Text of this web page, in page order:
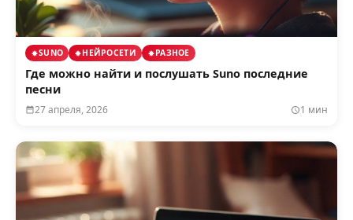
SUNO НЕЙРОСЕТИ РАЗНОЕ
Где можно найти и послушать Suno последние
песни
27 апреля, 2026 1 мин